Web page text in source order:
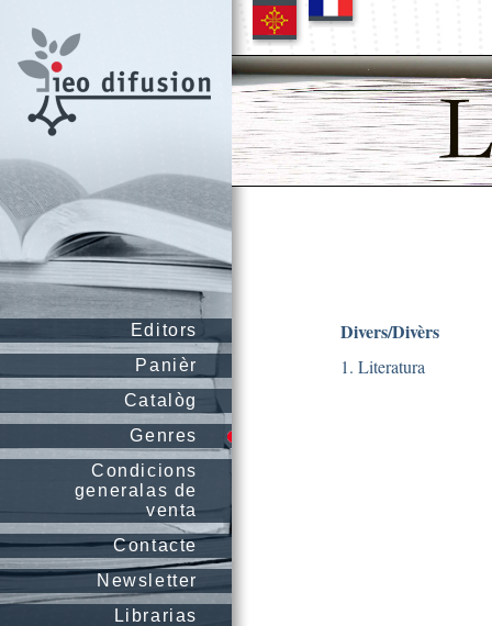
Editors
Panièr
Catalòg
Genres
Condicions
generalas de
venta
Contacte
Newsletter
Librarias
Divers/Divèrs
1. Literatura